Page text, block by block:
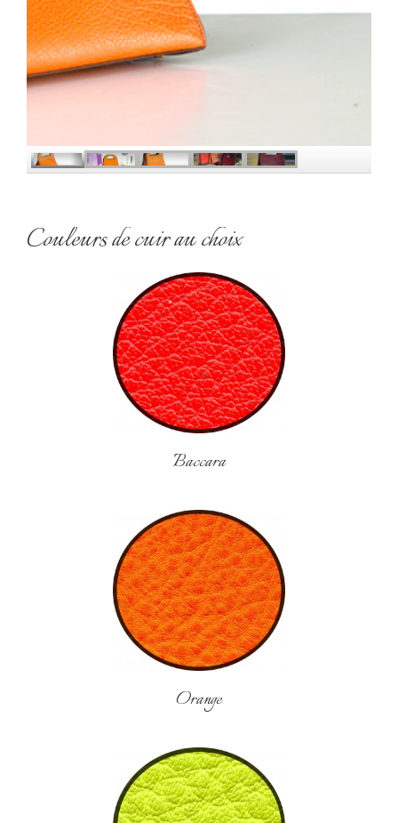
Couleurs de cuir au choix
Baccara
Orange